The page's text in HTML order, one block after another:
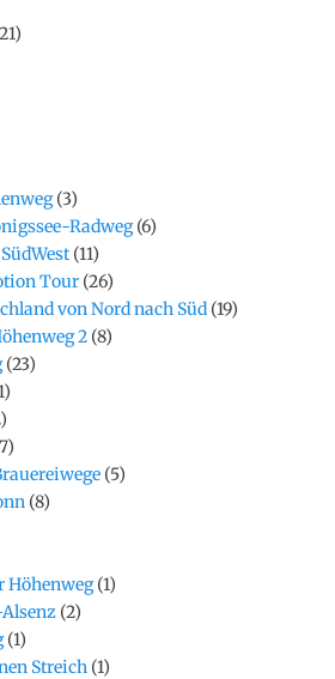
(3)
Radweg(6)
(11)
Tour (26)
von Nord nach Süd (19)
2 (8)
(23)
(5)
(8)
Höhenweg(1)
(2)
(1)
Streich (1)